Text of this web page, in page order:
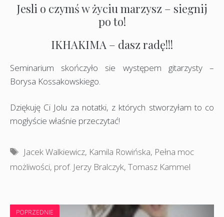
Jesli o czymś w życiu marzysz – siegnij
po to!
IKHAKIMA – dasz radę!!!
Seminarium skończyło sie występem gitarzysty –
Borysa Kossakowskiego.
Dziękuję Ci Jolu za notatki, z których stworzyłam to co
mogłyście właśnie przeczytać!
Tagi
Jacek Walkiewicz, Kamila Rowińska, Pełna moc
możliwości, prof. Jerzy Bralczyk, Tomasz Kammel
POPRZEDNIE